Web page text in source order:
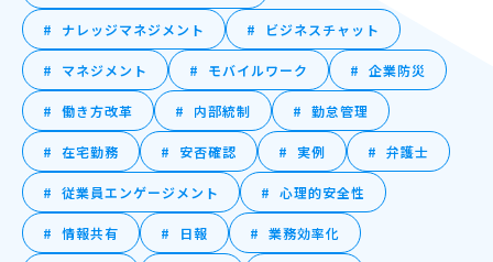
ナレッジマネジメント ビジネスチャット
マネジメント モバイルワーク 企業防災
働き方改革 内部統制 勤怠管理
在宅勤務 安否確認 実例 弁護士
従業員エンゲージメント 心理的安全性
情報共有 日報 業務効率化